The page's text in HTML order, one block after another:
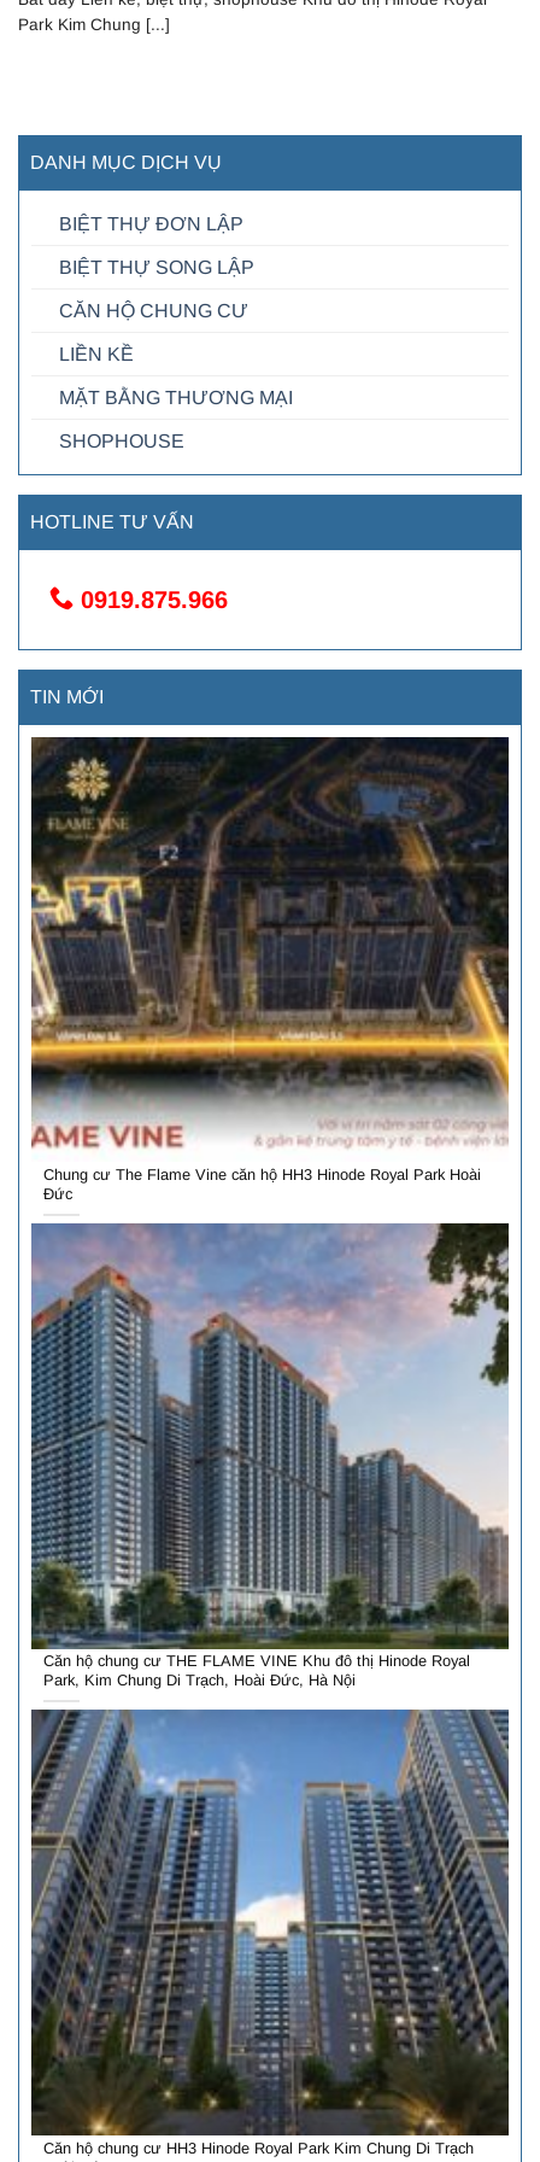
Park Kim Chung [...]
DANH MỤC DỊCH VỤ
BIỆT THỰ ĐƠN LẬP
BIỆT THỰ SONG LẬP
CĂN HỘ CHUNG CƯ
LIỀN KỀ
MẶT BẰNG THƯƠNG MẠI
SHOPHOUSE
HOTLINE TƯ VẤN
0919.875.966
TIN MỚI
Chung cư The Flame Vine căn hộ HH3 Hinode Royal Park Hoài
Đức
Căn hộ chung cư THE FLAME VINE Khu đô thị Hinode Royal
Park, Kim Chung Di Trạch, Hoài Đức, Hà Nội
Căn hộ chung cư HH3 Hinode Royal Park Kim Chung Di Trạch